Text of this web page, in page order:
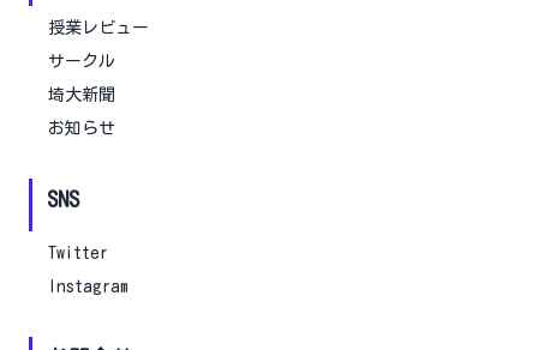
授業レビュー
サークル
埼大新聞
お知らせ
SNS
Twitter
Instagram